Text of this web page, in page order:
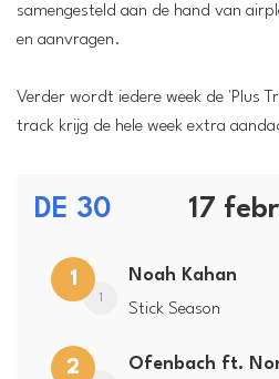
samengesteld aan de hand van
en aanvragen.
Verder wordt iedere week de 'Plus
track krijg de hele week extra
DE 30 17
1
1
Noah Kahan
Stick Season
2 Ofenbach ft.